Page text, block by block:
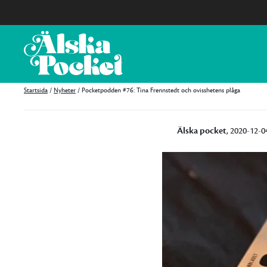
Startsida / Nyheter / Pocketpodden #76: Tina Frennstedt och ovisshetens plåga
Älska pocket, 2020-12-